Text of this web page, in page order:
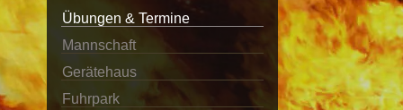
Übungen & Termine
Mannschaft
Gerätehaus
Fuhrpark